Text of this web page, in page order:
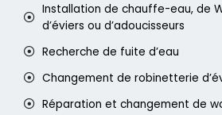
Installation de chauffe-eau, de
d’éviers ou d’adoucisseurs
Recherche de fuite d’eau
Changement de robinetterie
Réparation et changement de